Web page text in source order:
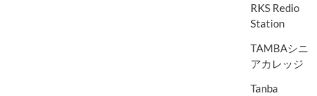
RKS Redio
Station
TAMBAシニ
アカレッジ
Tanba